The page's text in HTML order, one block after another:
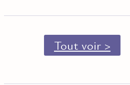
Tout voir >